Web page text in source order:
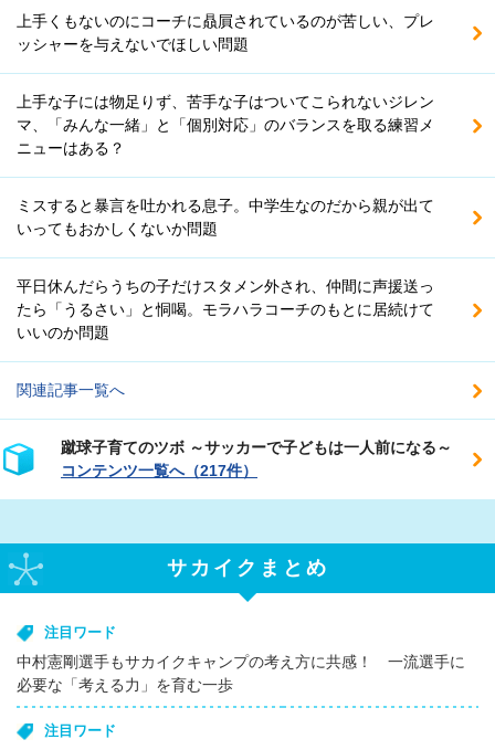
上手くもないのにコーチに贔屓されているのが苦しい、プレ
ッシャーを与えないでほしい問題
上手な子には物足りず、苦手な子はついてこられないジレン
マ、「みんな一緒」と「個別対応」のバランスを取る練習メ
ニューはある？
ミスすると暴言を吐かれる息子。中学生なのだから親が出て
いってもおかしくないか問題
平日休んだらうちの子だけスタメン外され、仲間に声援送っ
たら「うるさい」と恫喝。モラハラコーチのもとに居続けて
いいのか問題
関連記事一覧へ
蹴球子育てのツボ ～サッカーで子どもは一人前になる～
コンテンツ一覧へ（217件）
サカイクまとめ
注目ワード
中村憲剛選手もサカイクキャンプの考え方に共感！ 一流選手に
必要な「考える力」を育む一歩
注目ワード